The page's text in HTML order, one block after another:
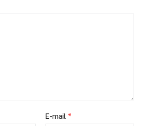
E-mail *